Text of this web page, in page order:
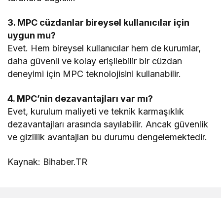
3. MPC cüzdanlar bireysel kullanıcılar için
uygun mu?
Evet. Hem bireysel kullanıcılar hem de kurumlar,
daha güvenli ve kolay erişilebilir bir cüzdan
deneyimi için MPC teknolojisini kullanabilir.
4. MPC’nin dezavantajları var mı?
Evet, kurulum maliyeti ve teknik karmaşıklık
dezavantajları arasında sayılabilir. Ancak güvenlik
ve gizlilik avantajları bu durumu dengelemektedir.
Kaynak: Bihaber.TR